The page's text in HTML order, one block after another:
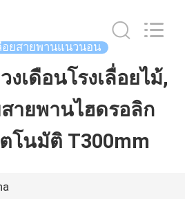
อยสายพานแนวนอน
งเดือนโรงเลื่อยไม้,
สายพานไฮดรอลิก
โนมัติ T300mm